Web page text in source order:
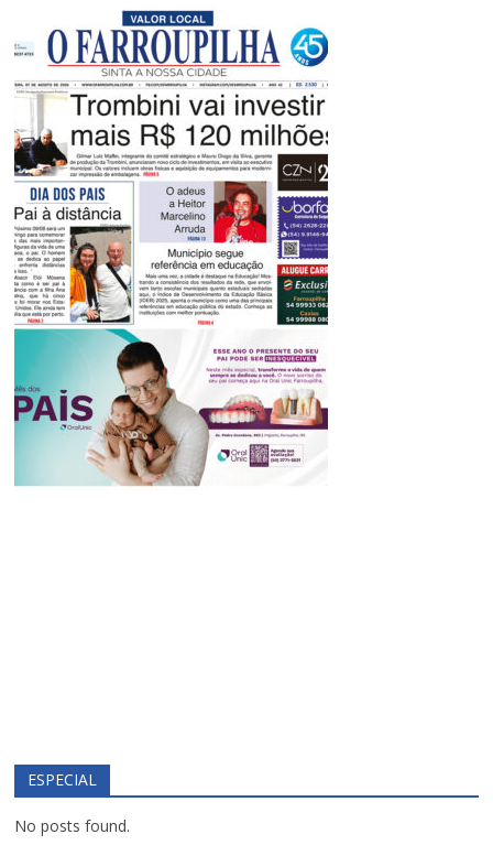
ESPECIAL
No posts found.